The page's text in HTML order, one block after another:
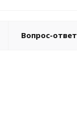
Вопрос-ответ